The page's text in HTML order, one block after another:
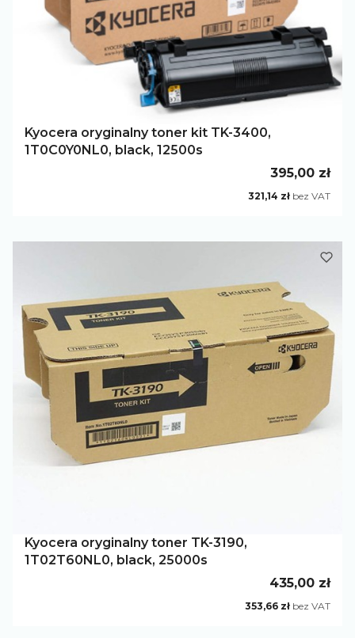
Kyocera oryginalny toner kit TK-3400,
1T0C0Y0NL0, black, 12500s
Cena
395,00 zł
Cena
321,14 zł bez VAT
Kyocera oryginalny toner TK-3190,
1T02T60NL0, black, 25000s
Cena
435,00 zł
Cena
353,66 zł bez VAT